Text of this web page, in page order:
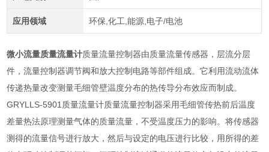
应用领域 环保,化工,能源,电子/电池
微小流量质量流量计质量流量控制器由质量流量传感器，层流分层
件，流量控制器调节阀和放大控制电路等部件组成。它利用流动流体
传递热量改变测量毛细管壁温度分布的热传导分布效应而制成。
GRYLLS-5901质量流量计质量流量控制器采用毛细管传热前后温度
差量热法原理测量气体的质量流量，不受温度压力的影响。将传感器
测得的流量信号进行放大，然后与设定的电压进行比较，用所得的差